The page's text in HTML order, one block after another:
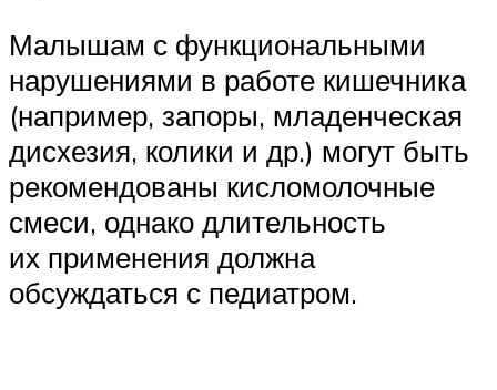
Малышам с функциональными
нарушениями в работе кишечника
(например, запоры, младенческая
дисхезия, колики и др.) могут быть
рекомендованы кисломолочные
смеси, однако длительность
их применения должна
обсуждаться с педиатром.